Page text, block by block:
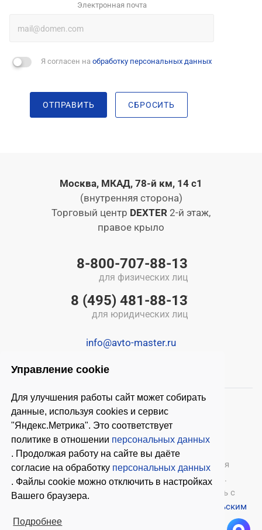
Управление cookie
Для улучшения работы сайт может собирать
данные, используя cookies и сервис
"Яндекс.Метрика". Это соответствует
политике в отношении персональных данных
. Продолжая работу на сайте вы даёте
согласие на обработку персональных данных
. Файлы cookie можно отключить в настройках
Вашего браузера.
Подробнее
Электронная почта
Я согласен на обработку персональных данных
ОТПРАВИТЬ СБРОСИТЬ
Москва, МКАД, 78-й км, 14 с1
(внутренняя сторона)
Торговый центр DEXTER 2-й этаж,
правое крыло
8-800-707-88-13
для физических лиц
8 (495) 481-88-13
для юридических лиц
info@avto-master.ru
© 2026 ООО «Автомастер»— оборудование для
автосервиса, шиномонтажное оборудование.
Оставляя заявки на нашем сайте, ознакомьтесь с
Пользовательским